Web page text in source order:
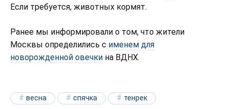
Если требуется, животных кормят.
Ранее мы информировали о том, что жители
Москвы определились с именем для
новорожденной овечки на ВДНХ.
весна спячка тенрек